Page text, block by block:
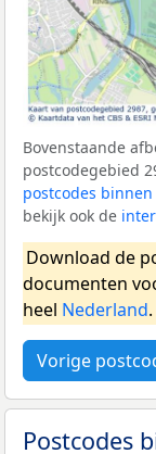
Bovenstaande
postcodegebied
postcodes
bekijk ook de
Download de
documenten
heel Nederland.
Vorige
Postcodes